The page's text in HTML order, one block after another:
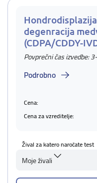
degenracija
(CDPA/CDDY-
Povprečni čas izvedbe:
Podrobno
Cena:
Cena za vzreditelje:
Žival za katero naročate test
Moje živali